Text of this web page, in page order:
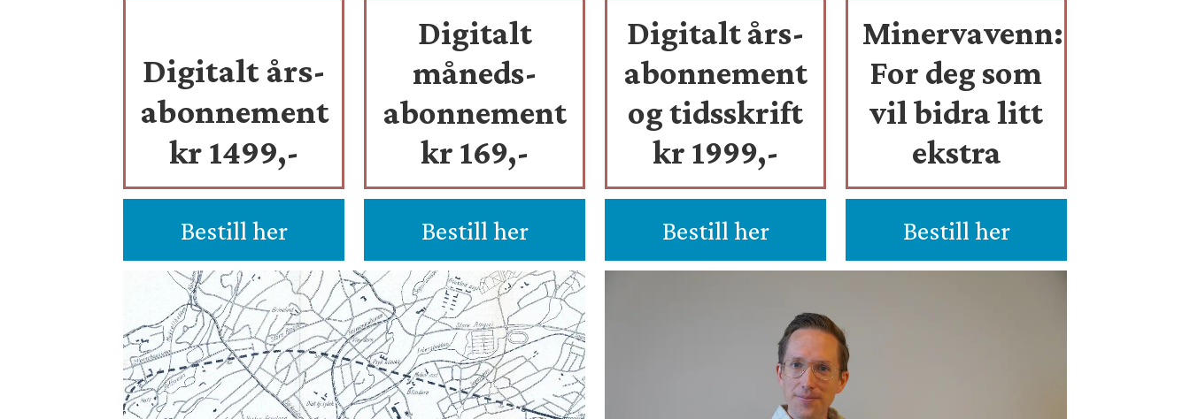
Digitalt års-
abonnement
kr 1499,-
Bestill her
Digitalt
måneds-
abonnement
kr 169,-
Bestill her
Digitalt års-
abonnement
og tidsskrift
kr 1999,-
Bestill her
Minervavenn:
For deg som
vil bidra litt
ekstra
Bestill her